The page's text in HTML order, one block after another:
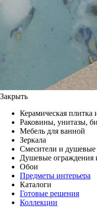
Закрыть
Керамическая плитка
Раковины, унитазы,
Мебель для ванной
Зеркала
Смесители и душевые
Душевые ограждения
Обои
Предметы интерьера
Каталоги
Готовые решения
Коллекции